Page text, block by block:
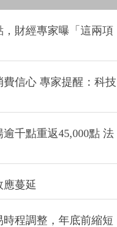
財經專家曝「這兩項
信心 專家提醒：科技
千點重返45,000點 法
應蔓延
程調整，年底前縮短